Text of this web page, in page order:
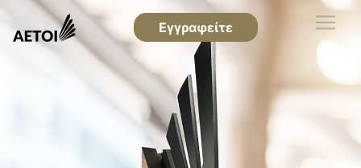
Εγγραφείτε